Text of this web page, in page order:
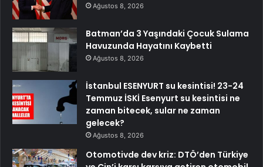
Ağustos 8, 2026
Batman’da 3 Yaşındaki Çocuk Sulama
Havuzunda Hayatını Kaybetti
Ağustos 8, 2026
İstanbul ESENYURT su kesintisi! 23-24
Temmuz İSKİ Esenyurt su kesintisi ne
zaman bitecek, sular ne zaman
gelecek?
Ağustos 8, 2026
Otomotivde dev kriz: DTÖ’den Türkiye